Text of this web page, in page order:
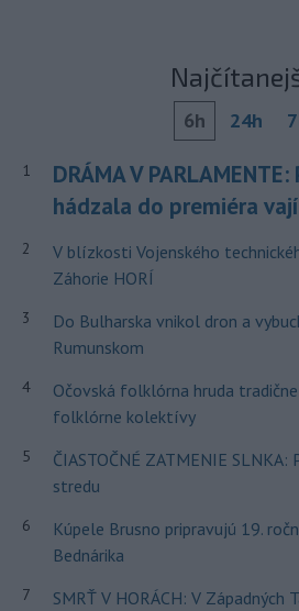
6h 24h
1
DRÁMA V
hádzala do premiéra
2
V blízkosti Vojenského
Záhorie HORÍ
3
Do Bulharska vnikol dron a
Rumunskom
4
Očovská folklórna hruda
folklórne kolektívy
5
ČIASTOČNÉ ZATMENIE
stredu
6
Kúpele Brusno pripravujú 19.
Bednárika
7
SMRŤ V HORÁCH: V